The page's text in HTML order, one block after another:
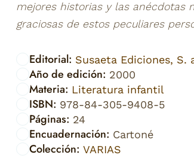
mejores historias y las anécdotas
graciosas de estos peculiares
Editorial: Susaeta Ediciones, S.
Año de edición: 2000
Materia: Literatura infantil
ISBN: 978-84-305-9408-5
Páginas: 24
Encuadernación: Cartoné
Colección: VARIAS